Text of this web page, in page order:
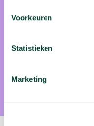
Voorkeuren
Statistieken
Marketing
zelfs als ze
wereldkaart en zag hij
voor zijn ogen
maken... Hoezo